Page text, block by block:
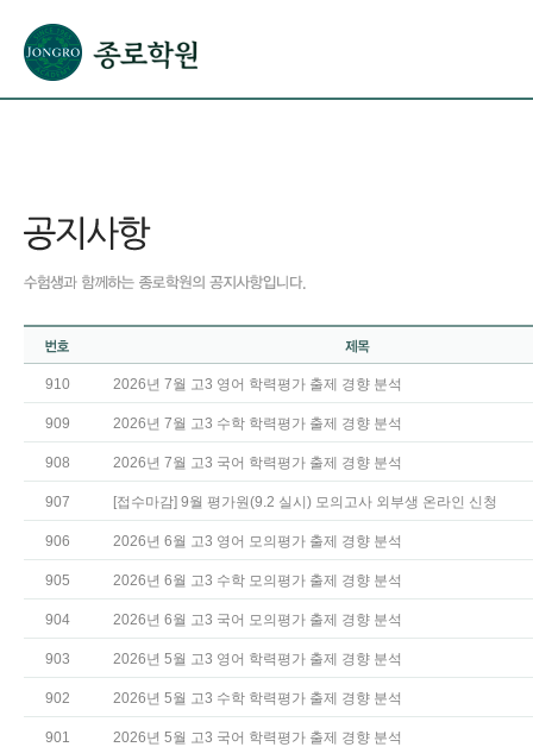
910 2026년 7월 고3 영어 학력평가 출제 경향 분석
909 2026년 7월 고3 수학 학력평가 출제 경향 분석
908 2026년 7월 고3 국어 학력평가 출제 경향 분석
907 [접수마감] 9월 평가원(9.2 실시) 모의고사 외부생 온라인 신청
906 2026년 6월 고3 영어 모의평가 출제 경향 분석
905 2026년 6월 고3 수학 모의평가 출제 경향 분석
904 2026년 6월 고3 국어 모의평가 출제 경향 분석
903 2026년 5월 고3 영어 학력평가 출제 경향 분석
902 2026년 5월 고3 수학 학력평가 출제 경향 분석
901 2026년 5월 고3 국어 학력평가 출제 경향 분석